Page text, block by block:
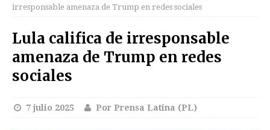
irresponsable amenaza de Trump en redes sociales
Lula califica de irresponsable
amenaza de Trump en redes
sociales
7 julio 2025 Por Prensa Latina (PL)